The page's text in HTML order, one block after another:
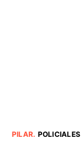
PILAR. POLICIALES